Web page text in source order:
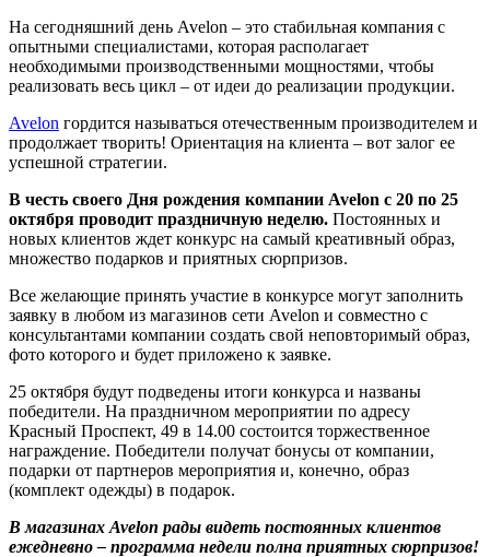
На сегодняшний день Avelon – это стабильная компания с
опытными специалистами, которая располагает
необходимыми производственными мощностями, чтобы
реализовать весь цикл – от идеи до реализации продукции.
Avelon гордитcя называться отечественным производителем и
продолжает творить! Ориентация на клиента – вот залог ее
успешной стратегии.
В честь своего Дня рождения компании Avelon с 20 по 25
октября проводит праздничную неделю. Постоянных и
новых клиентов ждет конкурс на самый креативный образ,
множество подарков и приятных сюрпризов.
Все желающие принять участие в конкурсе могут заполнить
заявку в любом из магазинов сети Avelon и совместно с
консультантами компании создать свой неповторимый образ,
фото которого и будет приложено к заявке.
25 октября будут подведены итоги конкурса и названы
победители. На праздничном мероприятии по адресу
Красный Проспект, 49 в 14.00 состоится торжественное
награждение. Победители получат бонусы от компании,
подарки от партнеров мероприятия и, конечно, образ
(комплект одежды) в подарок.
В магазинах Avelon рады видеть постоянных клиентов
ежедневно – программа недели полна приятных сюрпризов!